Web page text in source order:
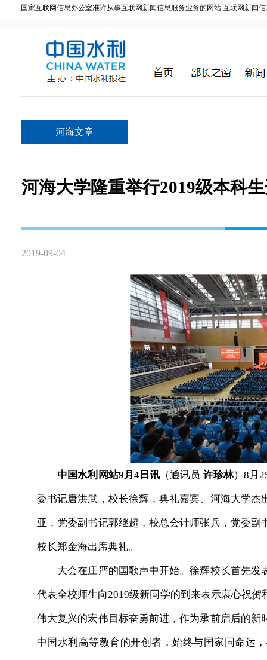
国家互联网信息办公室准许从事互联网新闻信息服务业务的网站 互联网新闻信
河海文章
河海大学隆重举行2019级本科
2019-09-04
中国水利网站9月4日讯 （通讯员 许珍林）8月
委书记唐洪武，校长徐辉，典礼嘉宾、河海大学
亚，党委副书记郭继超，校总会计师张兵，党委
校长郑金海出席典礼。
大会在庄严的国歌声中开始。徐辉校长首先发
代表全校师生向2019级新同学的到来表示衷心祝
伟大复兴的宏伟目标奋勇前进，作为承前启后的
中国水利高等教育的开创者，始终与国家同命运